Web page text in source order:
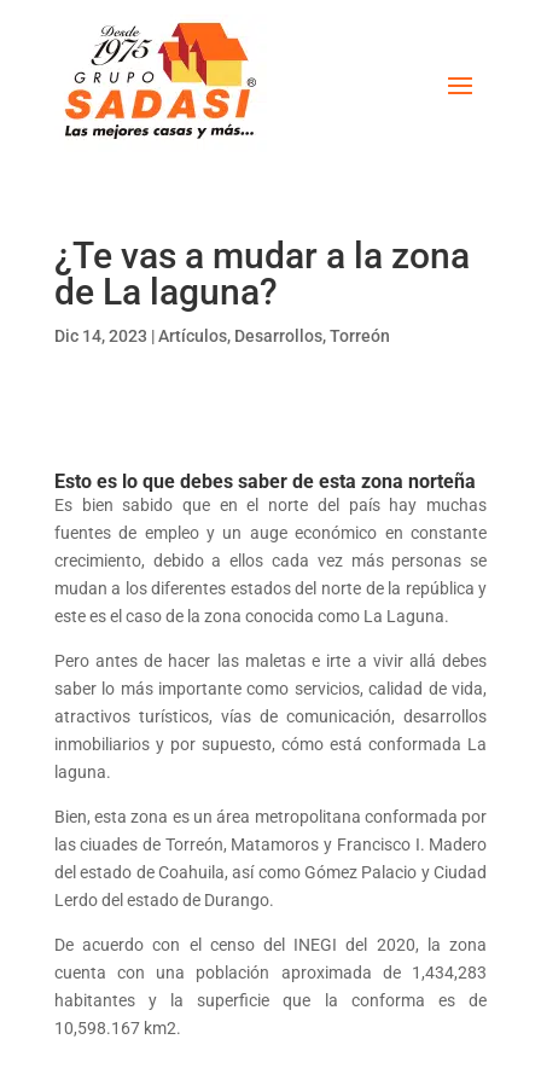
¿Te vas a mudar a la zona
de La laguna?
Dic 14, 2023 |Artículos, Desarrollos,Torreón
Esto es lo que debes saber de esta zona norteña
Es bien sabido que en el norte del país hay muchas
fuentes de empleo y un auge económico en constante
crecimiento, debido a ellos cada vez más personas se
mudan a los diferentes estados del norte de la república y
este es el caso de la zona conocida como La Laguna.
Pero antes de hacer las maletas e irte a vivir allá debes
saber lo más importante como servicios, calidad de vida,
atractivos turísticos, vías de comunicación, desarrollos
inmobiliarios y por supuesto, cómo está conformada La
laguna.
Bien, esta zona es un área metropolitana conformada por
las ciuades de Torreón, Matamoros y Francisco I. Madero
del estado de Coahuila, así como Gómez Palacio y Ciudad
Lerdo del estado de Durango.
De acuerdo con el censo del INEGI del 2020, la zona
cuenta con una población aproximada de 1,434,283
habitantes y la superficie que la conforma es de
10,598.167 km2.